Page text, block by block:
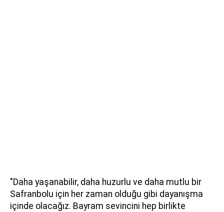
"Daha yaşanabilir, daha huzurlu ve daha mutlu bir
Safranbolu için her zaman olduğu gibi dayanışma
içinde olacağız. Bayram sevincini hep birlikte